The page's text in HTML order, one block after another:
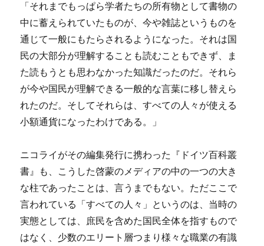
「それまでもっぱら学者たちの所有物として書物の
中に蓄えられていたものが、今や雑誌というものを
通じて一般にもたらされるようになった。それは国
民の大部分が理解することも読むこともできず、ま
た読もうとも思わなかった知識だったのだ。それら
が今や国民が理解できる一般的な言葉に移し替えら
れたのだ。そしてそれらは、すべての人々が使える
小額通貨になったわけである。」
ニコライがその編集発行に携わった『ドイツ百科叢
書』も、こうした啓蒙のメディアの中の一つの大き
な柱であったことは、言うまでもない。ただここで
言われている「すべての人々」というのは、当時の
実態としては、庶民を含めた国民全体を指すもので
はなく、少数のエリート層つまり様々な職業の有識